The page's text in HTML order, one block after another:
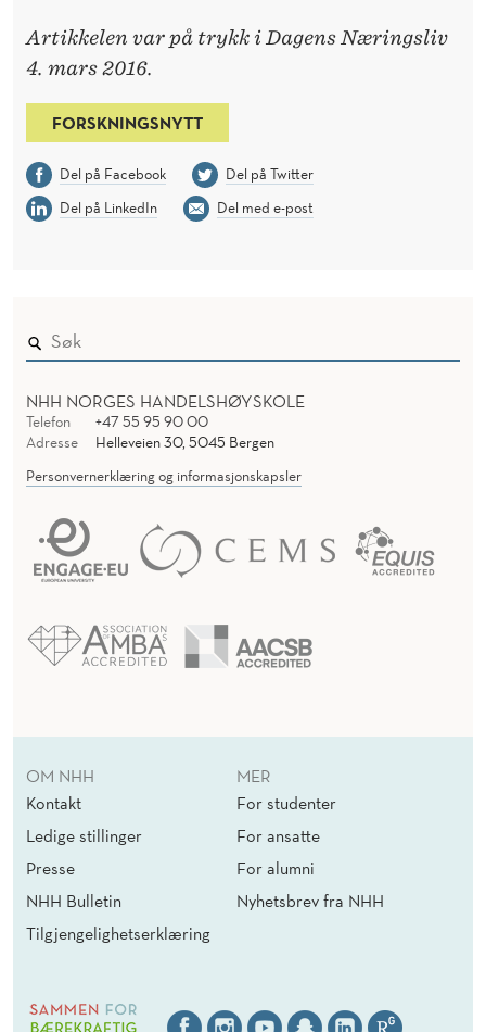
Artikkelen var på trykk i Dagens Næringsliv
4. mars 2016.
FORSKNINGSNYTT
Del på Facebook
Del på Twitter
Del på LinkedIn
Del med e-post
NHH NORGES HANDELSHØYSKOLE
Telefon
+47 55 95 90 00
Adresse
Helleveien 30, 5045 Bergen
Personvernerklæring og informasjonskapsler
OM NHH
Kontakt
Ledige stillinger
Presse
NHH Bulletin
Tilgjengelighetserklæring
MER
For studenter
For ansatte
For alumni
Nyhetsbrev fra NHH